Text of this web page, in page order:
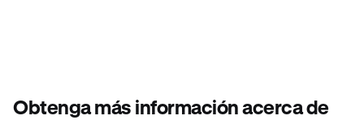
Obtenga más información acerca de